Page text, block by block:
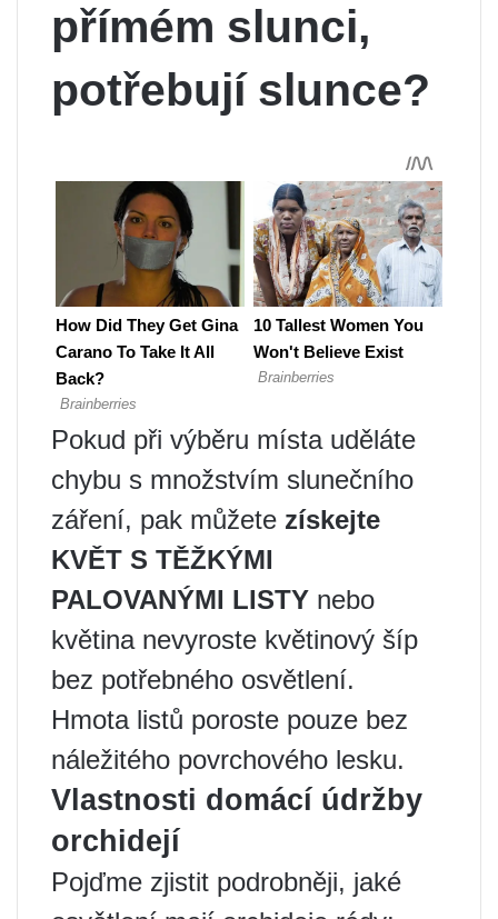
přímém slunci,
potřebují slunce?
Pokud při výběru místa uděláte
chybu s množstvím slunečního
záření, pak můžete získejte
KVĚT S TĚŽKÝMI
PALOVANÝMI LISTY nebo
květina nevyroste květinový šíp
bez potřebného osvětlení.
Hmota listů poroste pouze bez
náležitého povrchového lesku.
Vlastnosti domácí údržby
orchidejí
Pojďme zjistit podrobněji, jaké